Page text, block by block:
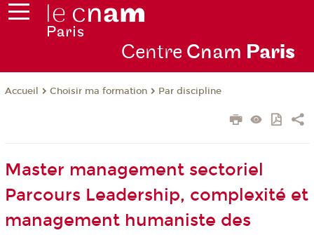
Centre Cnam Paris
Accueil Choisir ma formation Par discipline
Master management sectoriel
Parcours Leadership, complexité et
management humaniste des